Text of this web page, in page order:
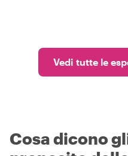
Vedi tutte le
Cosa dicono